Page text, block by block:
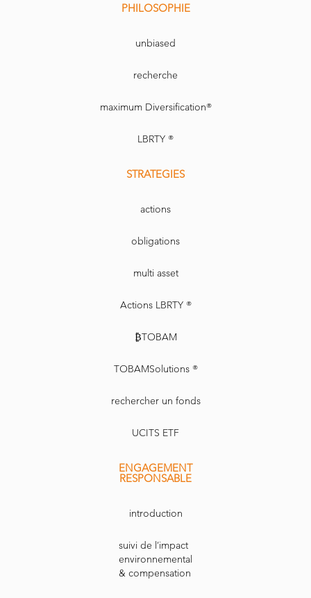
PHILOSOPHIE
unbiased
recherche
maximum Diversification®
LBRTY ®
STRATEGIES
actions
obligations
multi asset
Actions LBRTY ®
₿TOBAM
TOBAMSolutions ®
rechercher un fonds
UCITS ETF
ENGAGEMENT
RESPONSABLE
introduction
suivi de l’impact
environnemental
& compensation